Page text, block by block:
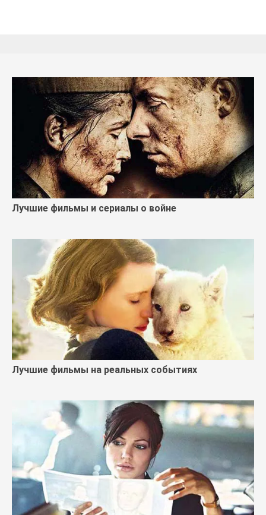
Лучшие фильмы и сериалы о войне
Лучшие фильмы на реальных событиях